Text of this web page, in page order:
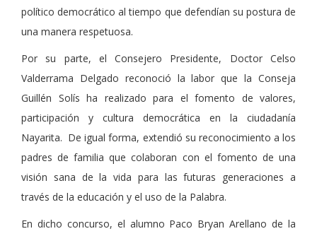
político democrático al tiempo que defendían su postura de
una manera respetuosa.
Por su parte, el Consejero Presidente, Doctor Celso
Valderrama Delgado reconoció la labor que la Conseja
Guillén Solís ha realizado para el fomento de valores,
participación y cultura democrática en la ciudadanía
Nayarita. De igual forma, extendió su reconocimiento a los
padres de familia que colaboran con el fomento de una
visión sana de la vida para las futuras generaciones a
través de la educación y el uso de la Palabra.
En dicho concurso, el alumno Paco Bryan Arellano de la